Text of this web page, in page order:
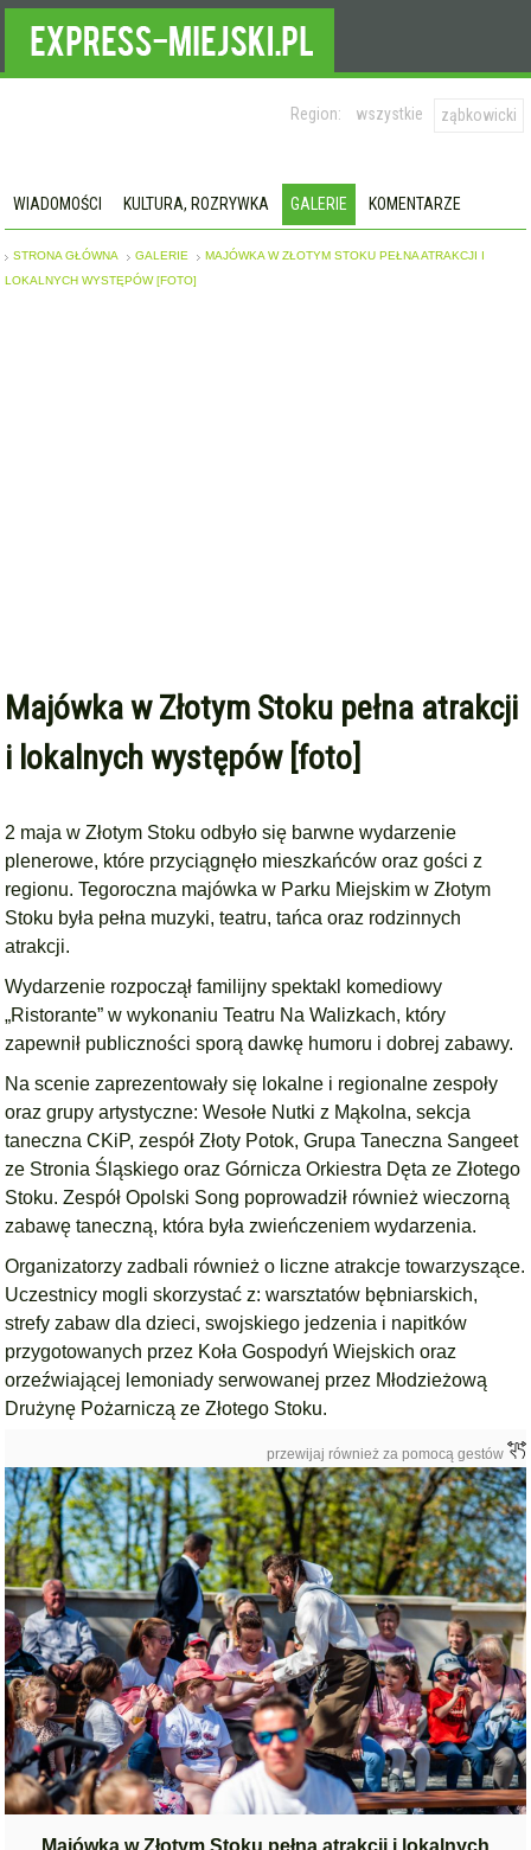
Region: wszystkie ząbkowicki
WIADOMOŚCI KULTURA, ROZRYWKA GALERIE KOMENTARZE
STRONA GŁÓWNA GALERIE
MAJÓWKA W ZŁOTYM STOKU PEŁNA ATRAKCJI I
LOKALNYCH WYSTĘPÓW [FOTO]
Majówka w Złotym Stoku pełna atrakcji
i lokalnych występów [foto]
2 maja w Złotym Stoku odbyło się barwne wydarzenie
plenerowe, które przyciągnęło mieszkańców oraz gości z
regionu. Tegoroczna majówka w Parku Miejskim w Złotym
Stoku była pełna muzyki, teatru, tańca oraz rodzinnych
atrakcji.
Wydarzenie rozpoczął familijny spektakl komediowy
„Ristorante” w wykonaniu Teatru Na Walizkach, który
zapewnił publiczności sporą dawkę humoru i dobrej zabawy.
Na scenie zaprezentowały się lokalne i regionalne zespoły
oraz grupy artystyczne: Wesołe Nutki z Mąkolna, sekcja
taneczna CKiP, zespół Złoty Potok, Grupa Taneczna Sangeet
ze Stronia Śląskiego oraz Górnicza Orkiestra Dęta ze Złotego
Stoku. Zespół Opolski Song poprowadził również wieczorną
zabawę taneczną, która była zwieńczeniem wydarzenia.
Organizatorzy zadbali również o liczne atrakcje towarzyszące.
Uczestnicy mogli skorzystać z: warsztatów bębniarskich,
strefy zabaw dla dzieci, swojskiego jedzenia i napitków
przygotowanych przez Koła Gospodyń Wiejskich oraz
orzeźwiającej lemoniady serwowanej przez Młodzieżową
Drużynę Pożarniczą ze Złotego Stoku.
przewijaj również za pomocą gestów
Majówka w Złotym Stoku pełna atrakcji i lokalnych